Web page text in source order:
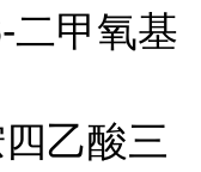
二甲氧基
乙酸三